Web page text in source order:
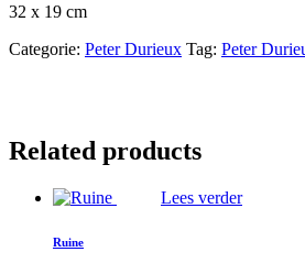
32 x 19 cm
Categorie: Peter Durieux Tag: Peter
Related products
Lees verder
Ruine